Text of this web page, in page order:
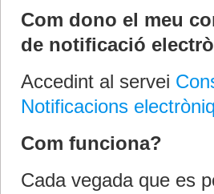
Com dono el meu
de notificació
Accedint al servei
Notificacions
Com funciona?
Cada vegada que es